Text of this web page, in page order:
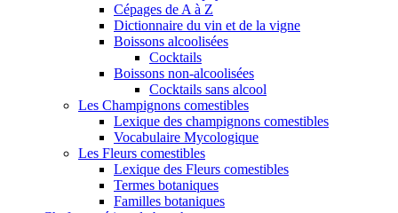
Cépages de A à Z
Dictionnaire du vin et de la vigne
Boissons alcoolisées
Cocktails
Boissons non-alcoolisées
Cocktails sans alcool
Les Champignons comestibles
Lexique des champignons comestibles
Vocabulaire Mycologique
Les Fleurs comestibles
Lexique des Fleurs comestibles
Termes botaniques
Familles botaniques